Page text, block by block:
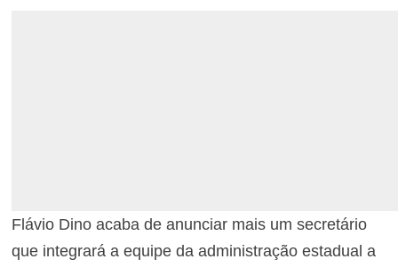
Flávio Dino acaba de anunciar mais um secretário
que integrará a equipe da administração estadual a